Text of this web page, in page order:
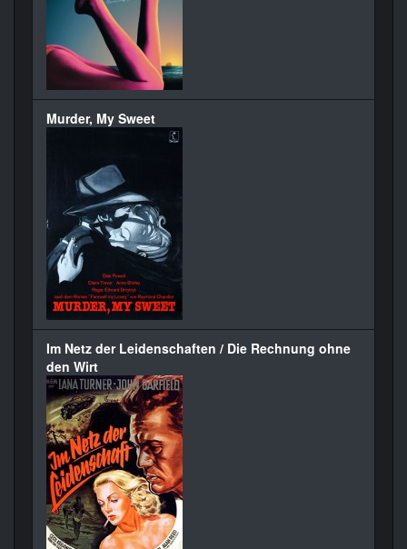
Murder, My Sweet
Im Netz der Leidenschaften / Die Rechnung ohne
den Wirt